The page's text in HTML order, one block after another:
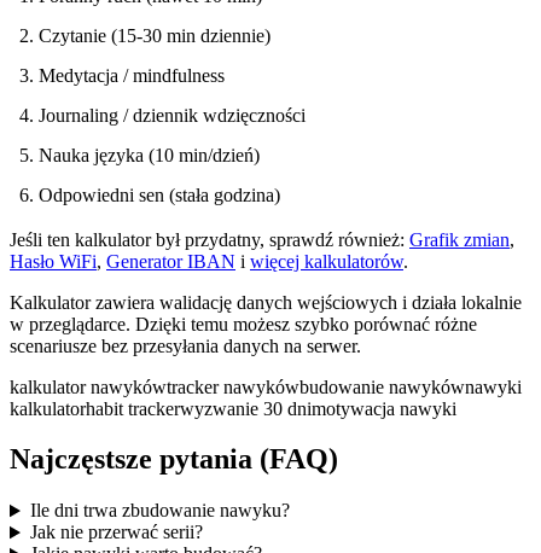
Czytanie (15-30 min dziennie)
Medytacja / mindfulness
Journaling / dziennik wdzięczności
Nauka języka (10 min/dzień)
Odpowiedni sen (stała godzina)
Jeśli ten kalkulator był przydatny, sprawdź również: Grafik zmian,
Hasło WiFi, Generator IBAN i więcej kalkulatorów.
Kalkulator zawiera walidację danych wejściowych i działa lokalnie
w przeglądarce. Dzięki temu możesz szybko porównać różne
scenariusze bez przesyłania danych na serwer.
kalkulator nawykówtracker nawykówbudowanie nawykównawyki
kalkulatorhabit trackerwyzwanie 30 dnimotywacja nawyki
Najczęstsze pytania (FAQ)
Ile dni trwa zbudowanie nawyku?
Jak nie przerwać serii?